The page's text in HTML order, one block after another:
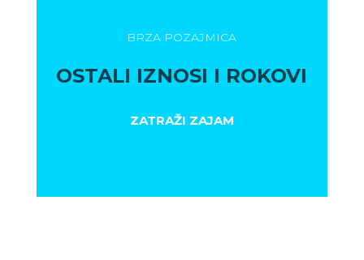
BRZA POZAJMICA
OSTALI IZNOSI I ROKOVI
ZATRAŽI ZAJAM